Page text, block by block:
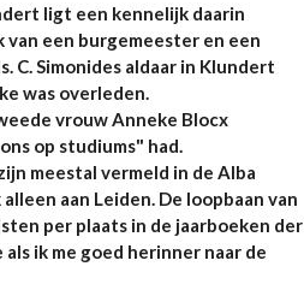
ligt een kennelijk daarin
van een burgemeester en een
C. Simonides aldaar in Klundert
was overleden.
vrouw Anneke Blocx
op studiums" had.
meestal vermeld in de Alba
aan Leiden. De loopbaan van
per plaats in de jaarboeken der
ik me goed herinner naar de